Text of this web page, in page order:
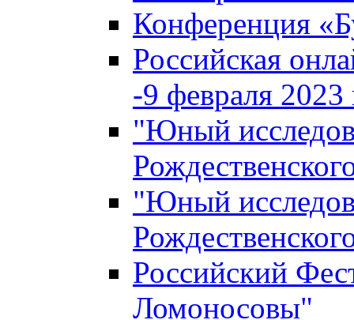
Конференция
Российская
-9 февраля 2023
"Юный
"Юный
Российский
Ломоносовы"